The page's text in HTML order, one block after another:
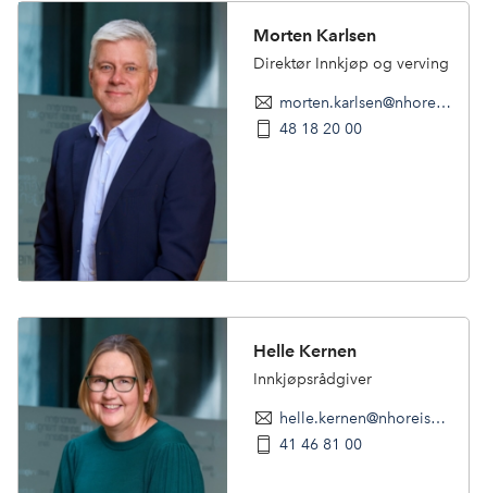
Morten Karlsen
Direktør Innkjøp og verving
morten.karlsen@nhoreiseliv.no
48 18 20 00
Helle Kernen
Innkjøpsrådgiver
helle.kernen@nhoreiseliv.no
41 46 81 00